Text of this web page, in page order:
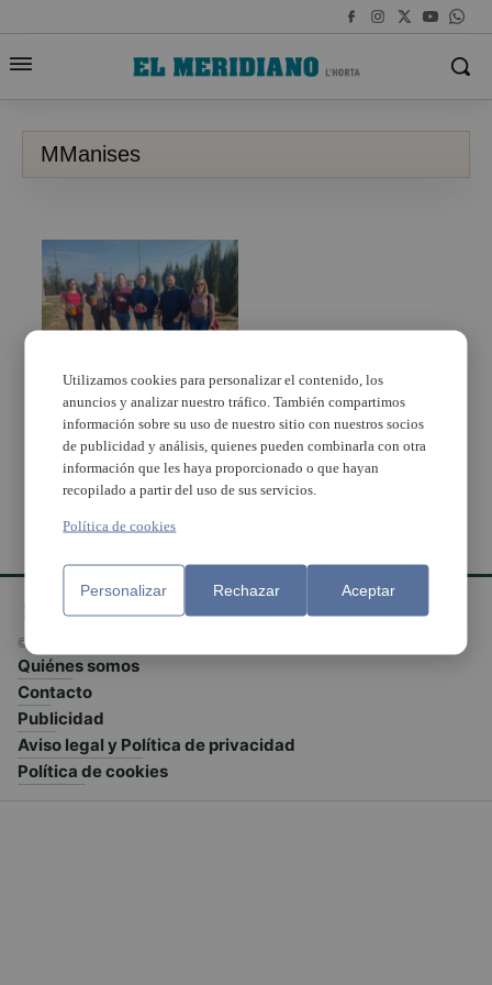
MManises
Manises celebra el Dia
de l’Arbre 2024
© El Meridiano L'Horta 2026 - Valencia - España
Quiénes somos
Contacto
Publicidad
Aviso legal y Política de privacidad
Política de cookies
Utilizamos cookies para personalizar el contenido, los
anuncios y analizar nuestro tráfico. También compartimos
información sobre su uso de nuestro sitio con nuestros socios
de publicidad y análisis, quienes pueden combinarla con otra
información que les haya proporcionado o que hayan
recopilado a partir del uso de sus servicios.
Política de cookies
Personalizar Rechazar Aceptar